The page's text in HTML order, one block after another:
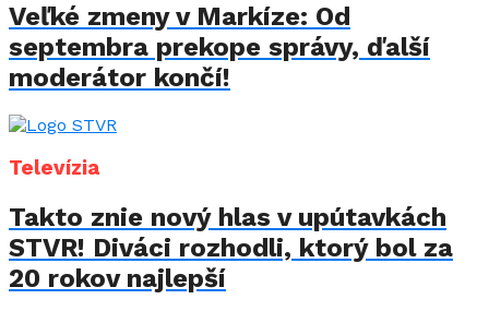
Veľké zmeny v Markíze: Od
septembra prekope správy, ďalší
moderátor končí!
Televízia
Takto znie nový hlas v upútavkách
STVR! Diváci rozhodli, ktorý bol za
20 rokov najlepší